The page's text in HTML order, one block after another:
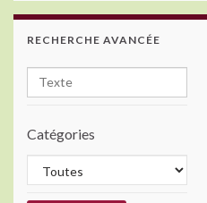
RECHERCHE AVANCÉE
Catégories